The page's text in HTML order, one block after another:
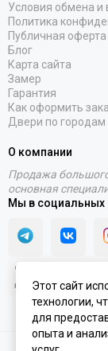
Условия обмена и
Политика
Публичная оферта
Блог
Карта сайта
Замер
Гарантия
Как оформить
Двери по
О компании
Продажа
основная
Мы в социальных
Этот сайт
технологии,
для
опыта и